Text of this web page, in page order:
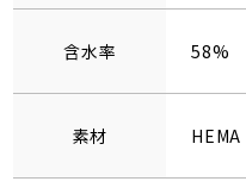
含水率 58%
素材 HEMA